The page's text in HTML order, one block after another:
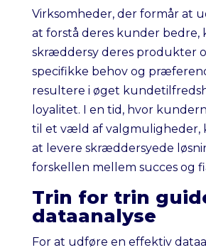
Virksomheder, der formår at
at forstå deres kunder bedre,
skræddersy deres produkter
specifikke behov og
resultere i øget
loyalitet. I en tid, hvor
til et væld af valgmuligheder,
at levere skræddersyede
forskellen mellem succes og
Trin for trin
dataanalyse
For at udføre en effektiv